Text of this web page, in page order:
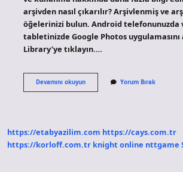
arşivden nasıl çıkarılır? Arşivlenmiş ve
öğelerinizi bulun. Android telefonunuzda
tabletinizde Google Photos
Library’ye tıklayın.…
Devamını okuyunPaylaşılan
Arşivden
Yorum Bırak
https://etabyazilim.com https://cays.com.tr
https://korloff.com.tr knight online nttgame